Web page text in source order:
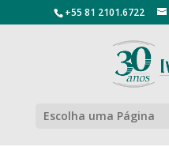
+55 81 2101.6722
Escolha uma Página